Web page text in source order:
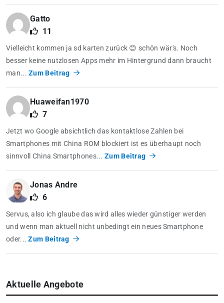
Gatto
11
Vielleicht kommen ja sd karten zurück 😊 schön wär's. Noch
besser keine nutzlosen Apps mehr im Hintergrund dann braucht
man...Zum Beitrag
Huaweifan1970
7
Jetzt wo Google absichtlich das kontaktlose Zahlen bei
Smartphones mit China ROM blockiert ist es überhaupt noch
sinnvoll China Smartphones...Zum Beitrag
Jonas Andre
6
Servus, also ich glaube das wird alles wieder günstiger werden
und wenn man aktuell nicht unbedingt ein neues Smartphone
oder...Zum Beitrag
Aktuelle Angebote